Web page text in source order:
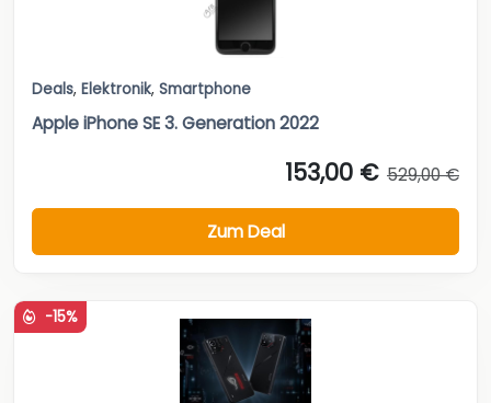
Deals, Elektronik, Smartphone
Apple iPhone SE 3. Generation 2022
153,00 € 529,00 €
Zum Deal
-15%